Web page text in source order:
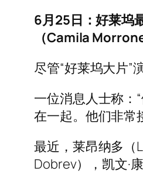
6月25日：好莱坞
（Camila
尽管“好莱坞大片”
一位消息人士称：
在一起。他们非常
最近，莱昂纳多（
Dobrev），凯文·